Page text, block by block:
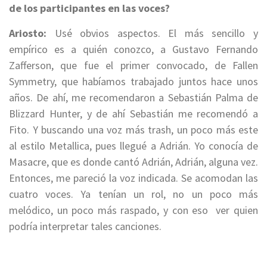
de los participantes en las voces?
Ariosto:
Usé obvios aspectos. El más sencillo y
empírico es a quién conozco, a Gustavo Fernando
Zafferson, que fue el primer convocado, de Fallen
Symmetry, que habíamos trabajado juntos hace unos
años. De ahí, me recomendaron a Sebastián Palma de
Blizzard Hunter, y de ahí Sebastián me recomendó a
Fito. Y buscando una voz más trash, un poco más este
al estilo Metallica, pues llegué a Adrián. Yo conocía de
Masacre, que es donde cantó Adrián, Adrián, alguna vez.
Entonces, me pareció la voz indicada. Se acomodan las
cuatro voces. Ya tenían un rol, no un poco más
melódico, un poco más raspado, y con eso ver quien
podría interpretar tales canciones.